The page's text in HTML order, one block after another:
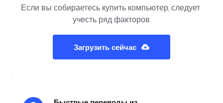
Если вы собираетесь купить компьютер, следует
учесть ряд факторов.
Загрузить сейчас